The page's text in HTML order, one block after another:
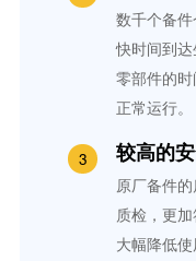
数千个备
快时间到
零部件的
正常运行。
较高的
原厂备件
质检，更
大幅降低